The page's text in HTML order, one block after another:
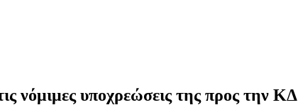
νόμιμες υποχρεώσεις της προς την ΚΔ